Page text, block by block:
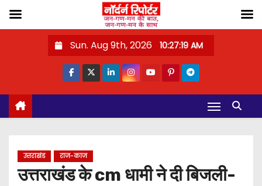
o
Sun. Aug 9th, 2026 10:27:20 AM
उत्तराखंड राज-काज
उत्तराखंड के cm धामी ने दी बिजली-